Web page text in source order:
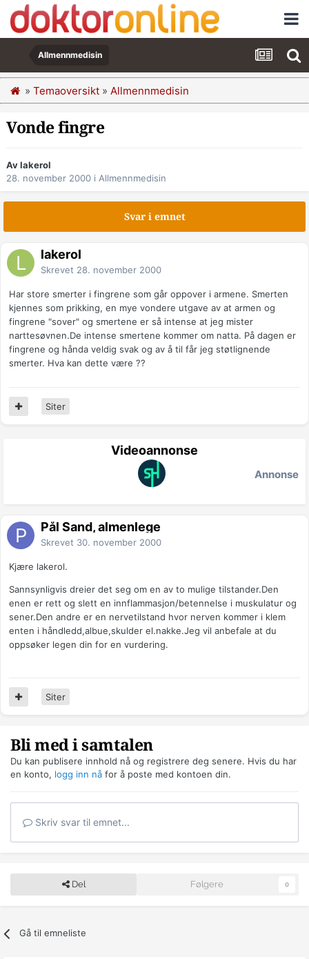
Allmennmedisin
» Temaoversikt » Allmennmedisin
Vonde fingre
Av lakerol
28. november 2000 i Allmennmedisin
Svar i emnet
lakerol
Skrevet 28. november 2000
Har store smerter i fingrene som går oppover i armene. Smerten
kjennes som prikking, en mye vondere utgave av at armen og
fingrene "sover" og smertene er så intense at jeg mister
narttesøvnen.De intense smertene kommer om natta. På dagen er
fingrene og hånda veldig svak og av å til får jeg støtlignende
smerter. Hva kan dette være ??
Siter
Videoannonse
Annonse
Pål Sand, almenlege
Skrevet 30. november 2000
Kjære lakerol.
Sannsynligvis dreier det seg om en av to mulige tilstander.Den
enen er rett og slett en innflammasjon/betennelse i muskulatur og
sener.Den andre er en nervetilstand hvor nerven kommer i klem
enten i håndledd,albue,skulder el.nakke.Jeg vil anbefale at du
oppsøker legen din for en vurdering.
Siter
Bli med i samtalen
Du kan publisere innhold nå og registrere deg senere. Hvis du har
en konto, logg inn nå for å poste med kontoen din.
Skriv svar til emnet...
Del Følgere 0
Gå til emneliste